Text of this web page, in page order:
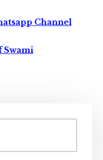
Channel
Swami